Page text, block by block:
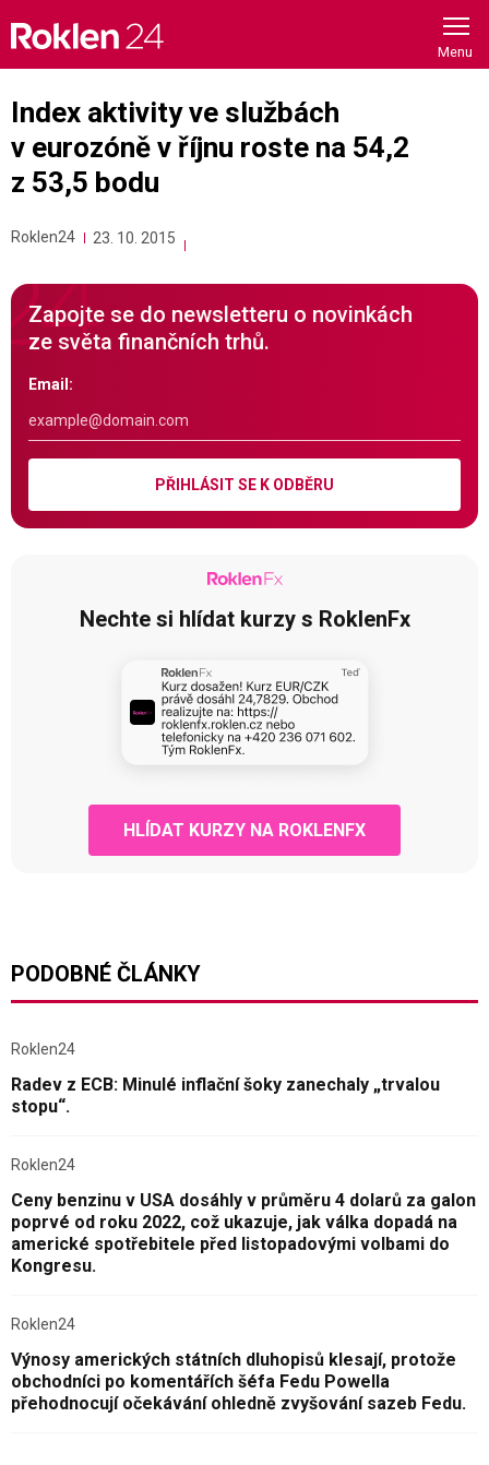
content
Index aktivity ve službách
v eurozóně v říjnu roste na 54,2
z 53,5 bodu
Roklen24 23. 10. 2015
Zapojte se do newsletteru o novinkách
ze světa finančních trhů.
Email:
PŘIHLÁSIT SE K ODBĚRU
Nechte si hlídat kurzy s RoklenFx
HLÍDAT KURZY NA ROKLENFX
PODOBNÉ ČLÁNKY
Roklen24
Radev z ECB: Minulé inflační šoky zanechaly „trvalou
stopu“.
Roklen24
Ceny benzinu v USA dosáhly v průměru 4 dolarů za galon
poprvé od roku 2022, což ukazuje, jak válka dopadá na
americké spotřebitele před listopadovými volbami do
Kongresu.
Roklen24
Výnosy amerických státních dluhopisů klesají, protože
obchodníci po komentářích šéfa Fedu Powella
přehodnocují očekávání ohledně zvyšování sazeb Fedu.